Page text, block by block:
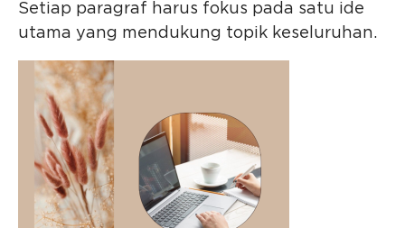
Setiap paragraf harus fokus pada satu ide
utama yang mendukung topik keseluruhan.